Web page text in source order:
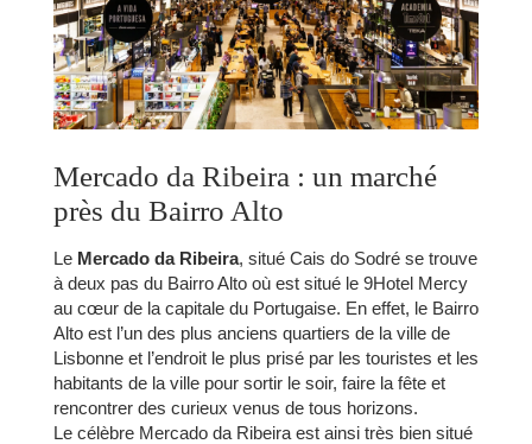
Mercado da Ribeira : un marché
près du Bairro Alto
Le Mercado da Ribeira, situé Cais do Sodré se trouve
à deux pas du Bairro Alto où est situé le 9Hotel Mercy
au cœur de la capitale du Portugaise. En effet, le Bairro
Alto est l’un des plus anciens quartiers de la ville de
Lisbonne et l’endroit le plus prisé par les touristes et les
habitants de la ville pour sortir le soir, faire la fête et
rencontrer des curieux venus de tous horizons.
Le célèbre Mercado da Ribeira est ainsi très bien situé
CHAMBRES
SERVICES
GALERIE
OFFRES
TOURISME
ENTREPRISES & GROUPES
CONTACT
FR
EN PT